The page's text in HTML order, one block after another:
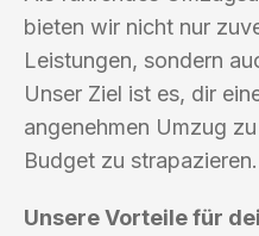
bieten wir nicht nur
Leistungen, sondern
Unser Ziel ist es, dir
angenehmen Umzug
Budget zu strapazieren.
Unsere Vorteile für